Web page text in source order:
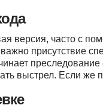
версия, часто с
присутствие
выстрел. Если же